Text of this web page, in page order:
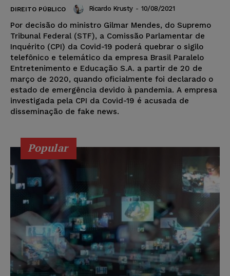
DIREITO PÚBLICO Ricardo Krusty - 10/08/2021
Por decisão do ministro Gilmar Mendes, do Supremo
Tribunal Federal (STF), a Comissão Parlamentar de
Inquérito (CPI) da Covid-19 poderá quebrar o sigilo
telefônico e telemático da empresa Brasil Paralelo
Entretenimento e Educação S.A. a partir de 20 de
março de 2020, quando oficialmente foi declarado o
estado de emergência devido à pandemia. A empresa
investigada pela CPI da Covid-19 é acusada de
disseminação de fake news.
Popular